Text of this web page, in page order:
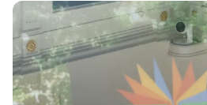
почти 18 тысяч отдельных
около 70 млн лет назад — в
существования динозавров.
журнале PLOS One.